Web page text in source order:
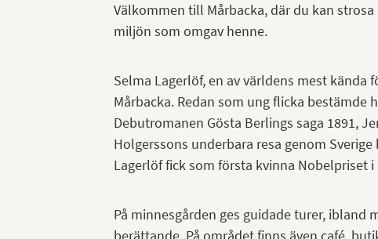
Välkommen till Mårbacka, där du kan
miljön som omgav henne.
Selma Lagerlöf, en av världens mest kända
Mårbacka. Redan som ung flicka bestämde
Debutromanen Gösta Berlings saga 1891,
Holgerssons underbara resa genom
Lagerlöf fick som första kvinna Nobelpriset
På minnesgården ges guidade turer, ibland